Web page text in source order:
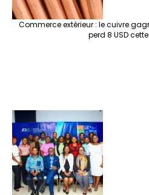
Commerce extérieur : le cuivre
perd 8 USD